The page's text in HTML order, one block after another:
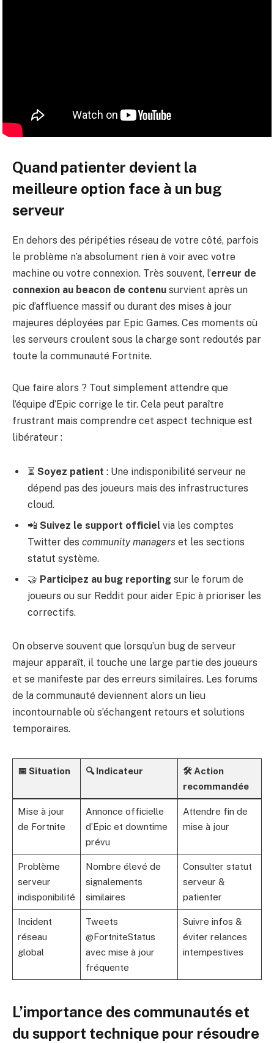
Quand patienter devient la
meilleure option face à un bug
serveur
En dehors des péripéties réseau de votre côté, parfois
le problème n’a absolument rien à voir avec votre
machine ou votre connexion. Très souvent, l’erreur de
connexion au beacon de contenu survient après un
pic d’affluence massif ou durant des mises à jour
majeures déployées par Epic Games. Ces moments où
les serveurs croulent sous la charge sont redoutés par
toute la communauté Fortnite.
Que faire alors ? Tout simplement attendre que
l’équipe d’Epic corrige le tir. Cela peut paraître
frustrant mais comprendre cet aspect technique est
libérateur :
⏳ Soyez patient : Une indisponibilité serveur ne
dépend pas des joueurs mais des infrastructures
cloud.
📲 Suivez le support officiel via les comptes
Twitter des community managers et les sections
statut système.
🤝 Participez au bug reporting sur le forum de
joueurs ou sur Reddit pour aider Epic à prioriser les
correctifs.
On observe souvent que lorsqu’un bug de serveur
majeur apparaît, il touche une large partie des joueurs
et se manifeste par des erreurs similaires. Les forums
de la communauté deviennent alors un lieu
incontournable où s’échangent retours et solutions
temporaires.
📅 Situation 🔍 Indicateur
🛠️ Action
recommandée
Mise à jour
de Fortnite
Annonce officielle
d’Epic et downtime
prévu
Attendre fin de
mise à jour
Problème
serveur
indisponibilité
Nombre élevé de
signalements
similaires
Consulter statut
serveur &
patienter
Incident
réseau
global
Tweets
@FortniteStatus
avec mise à jour
fréquente
Suivre infos &
éviter relances
intempestives
L’importance des communautés et
du support technique pour résoudre